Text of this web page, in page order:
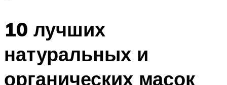
10 лучших
натуральных и
органических масок